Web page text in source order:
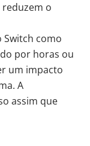
o
Switch como
por horas ou
um impacto
A
assim que